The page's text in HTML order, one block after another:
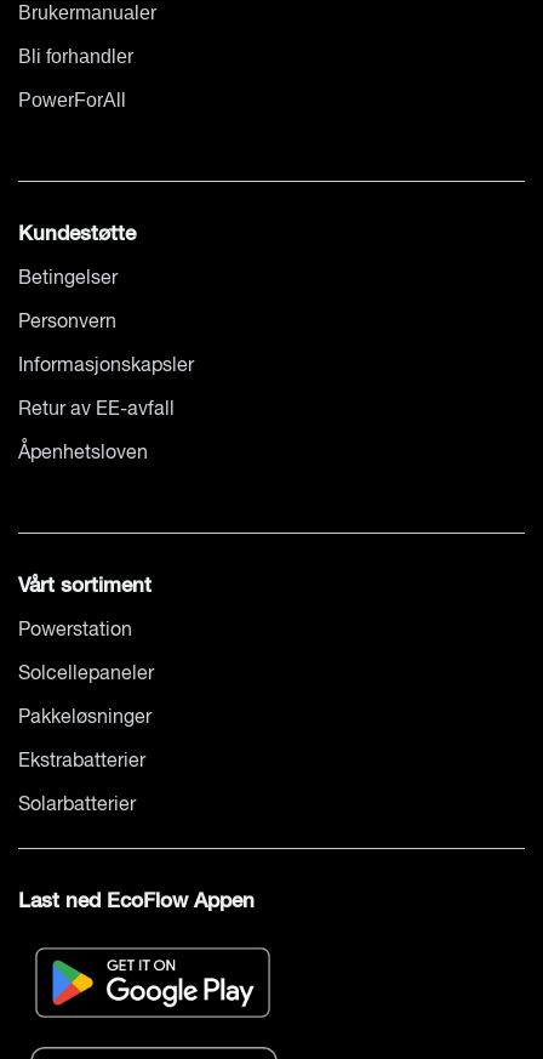
Brukermanualer
Bli forhandler
PowerForAll
Kundestøtte
Betingelser
Personvern
Informasjonskapsler
Retur av EE-avfall
Åpenhetsloven
Vårt sortiment
Powerstation
Solcellepaneler
Pakkeløsninger
Ekstrabatterier
Solarbatterier
Last ned EcoFlow Appen